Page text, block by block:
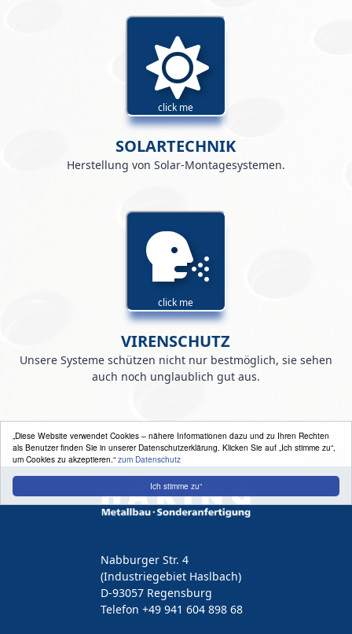
Ich stimme zu“
„Diese Website verwendet Cookies – nähere Informationen dazu und zu Ihren Rechten
als Benutzer finden Sie in unserer Datenschutzerklärung. Klicken Sie auf „Ich stimme zu“,
um Cookies zu akzeptieren.“ zum Datenschutz
click me
SOLARTECHNIK
Herstellung von Solar-Montagesystemen.
click me
VIRENSCHUTZ
Unsere Systeme schützen nicht nur bestmöglich, sie sehen
auch noch unglaublich gut aus.
Nabburger Str. 4
(Industriegebiet Haslbach)
D-93057 Regensburg
Telefon +49 941 604 898 68